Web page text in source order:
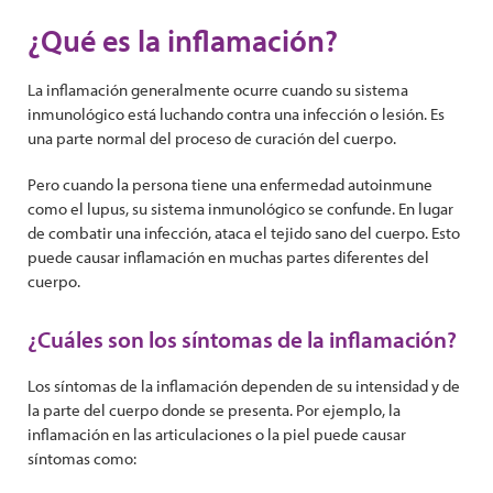
¿Qué es la inflamación?
La inflamación generalmente ocurre cuando su sistema
inmunológico está luchando contra una infección o lesión. Es
una parte normal del proceso de curación del cuerpo.
Pero cuando la persona tiene una enfermedad autoinmune
como el lupus, su sistema inmunológico se confunde. En lugar
de combatir una infección, ataca el tejido sano del cuerpo. Esto
puede causar inflamación en muchas partes diferentes del
cuerpo.
¿Cuáles son los síntomas de la inflamación?
Los síntomas de la inflamación dependen de su intensidad y de
la parte del cuerpo donde se presenta. Por ejemplo, la
inflamación en las articulaciones o la piel puede causar
síntomas como: